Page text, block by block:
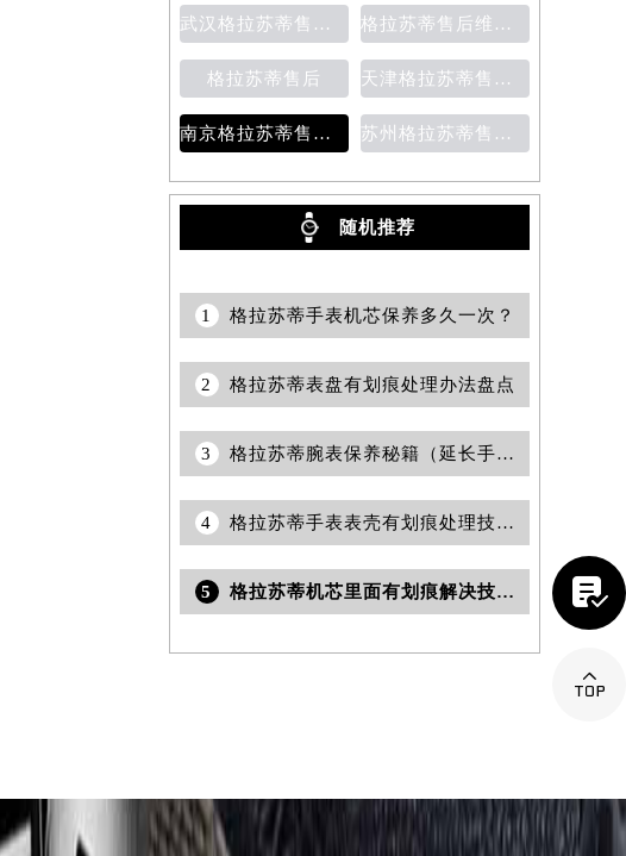
武汉格拉苏蒂售后维修保养费用 格拉苏蒂售后维修保养价目表
格拉苏蒂售后 天津格拉苏蒂售后维修保养费用价目表
南京格拉苏蒂售后维修保养费用说明 苏州格拉苏蒂售后维修保养价目表
随机推荐
1 格拉苏蒂手表机芯保养多久一次？
2 格拉苏蒂表盘有划痕处理办法盘点
3 格拉苏蒂腕表保养秘籍（延长手表寿命的小技巧）
4 格拉苏蒂手表表壳有划痕处理技巧盘点
5 格拉苏蒂机芯里面有划痕解决技巧是什么 
